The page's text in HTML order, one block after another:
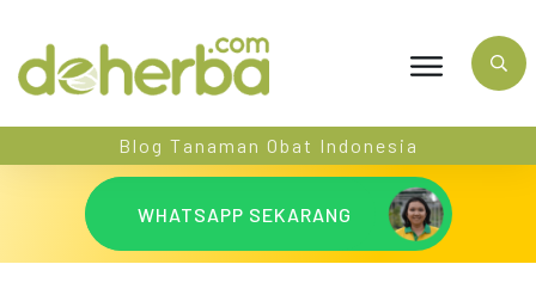
Blog Tanaman Obat Indonesia
WHATSAPP SEKARANG